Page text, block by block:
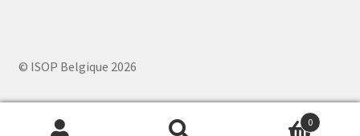
© ISOP Belgique 2026
0